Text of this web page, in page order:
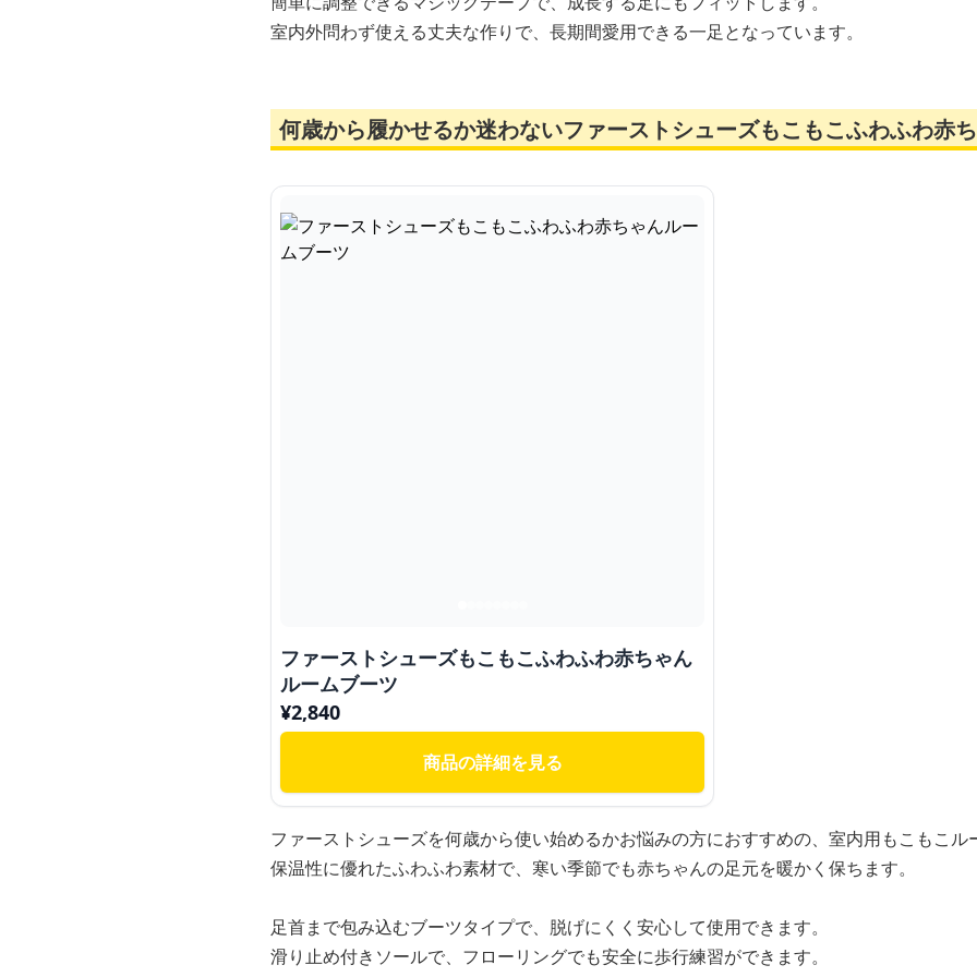
室内外問わず使える丈夫な作りで、長期間愛用できる一足となっています。
何歳から履かせるか迷わないファーストシューズもこもこふわふわ赤
ファーストシューズもこもこふわふわ赤ちゃん
ルームブーツ
¥2,840
商品の詳細を見る
ファーストシューズを何歳から使い始めるかお悩みの方におすすめの、室内用もこもこル
保温性に優れたふわふわ素材で、寒い季節でも赤ちゃんの足元を暖かく保ちます。
足首まで包み込むブーツタイプで、脱げにくく安心して使用できます。
滑り止め付きソールで、フローリングでも安全に歩行練習ができます。